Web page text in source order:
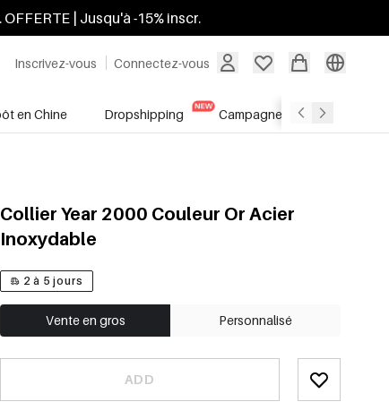
OFFERTE | Jusqu'à -15% inscr.
Inscrivez-vous Connectez-vous
en Chine Dropshipping Campagnes Soldes
Collier Year 2000 Couleur Or Acier
Inoxydable
2 à 5 jours
Vente en gros Personnalisé
ADD